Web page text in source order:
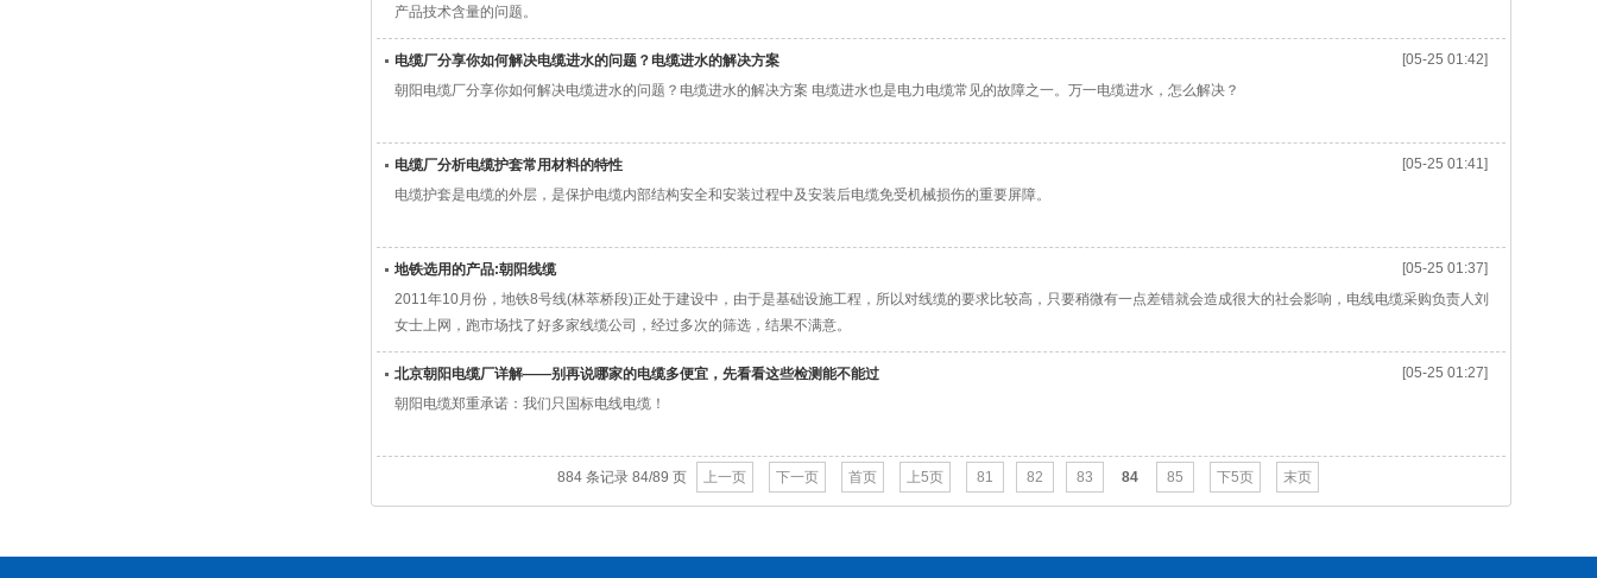
产品技术含量的问题。
电缆厂分享你如何解决电缆进水的问题？电缆进水的解决方案
[05-25 01:42]
​朝阳电缆厂分享你如何解决电缆进水的问题？电缆进水的解决方案 电缆进水也是电力电缆常见的故障之一。万一电缆进水，怎么解决？
电缆厂分析电缆护套常用材料的特性
[05-25 01:41]
电缆护套是电缆的外层，是保护电缆内部结构安全和安装过程中及安装后电缆免受机械损伤的重要屏障。
地铁选用的产品:朝阳线缆
[05-25 01:37]
2011年10月份，地铁8号线(林萃桥段)正处于建设中，由于是基础设施工程，所以对线缆的要求比较高，只要稍微有一点差错就会造成很大的社会影响，电线电缆采购负责人刘
女士上网，跑市场找了好多家线缆公司，经过多次的筛选，结果不满意。
北京朝阳电缆厂详解——别再说哪家的电缆多便宜，先看看这些检测能不能过
[05-25 01:27]
朝阳电缆郑重承诺：我们只国标电线电缆！
884 条记录 84/89 页 上一页 下一页 首页 上5页 81 82 83 84 85 下5页 末页